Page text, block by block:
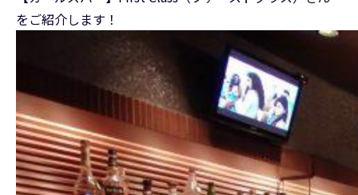
をご紹介します！